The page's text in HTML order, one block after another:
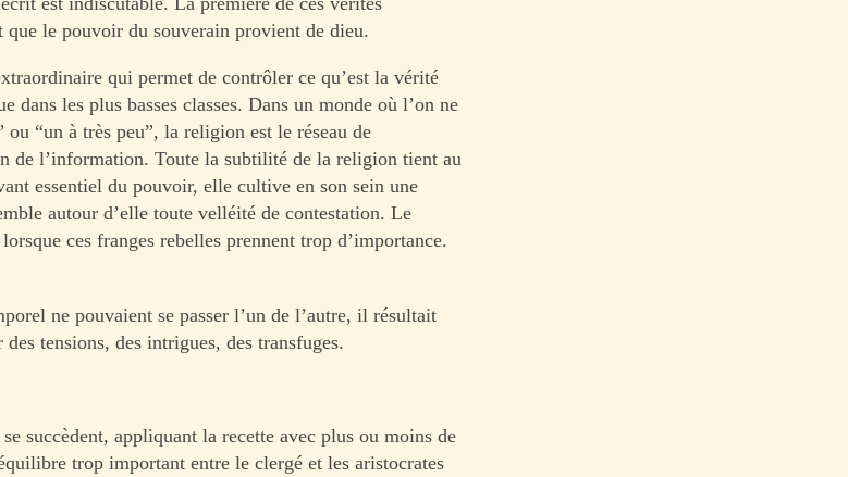
que le pouvoir du souverain provient de dieu.
qui permet de contrôler ce qu’est la vérité
dans les plus basses classes. Dans un monde où l’on ne
ou “un à très peu”, la religion est le réseau de
de l’information. Toute la subtilité de la religion tient au
essentiel du pouvoir, elle cultive en son sein une
autour d’elle toute velléité de contestation. Le
ces franges rebelles prennent trop d’importance.
ne pouvaient se passer l’un de l’autre, il résultait
tensions, des intrigues, des transfuges.
succèdent, appliquant la recette avec plus ou moins de
trop important entre le clergé et les aristocrates